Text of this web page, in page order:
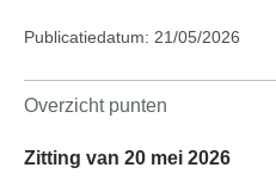
Publicatiedatum: 21/05/2026
Overzicht punten
Zitting van 20 mei 2026